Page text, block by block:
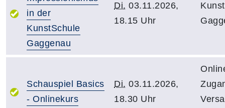
in der
KunstSchule
Gaggenau
Di. 03.11.2026,
18.15 Uhr
Schauspiel Basics
- Onlinekurs
Di. 03.11.2026,
18.30 Uhr